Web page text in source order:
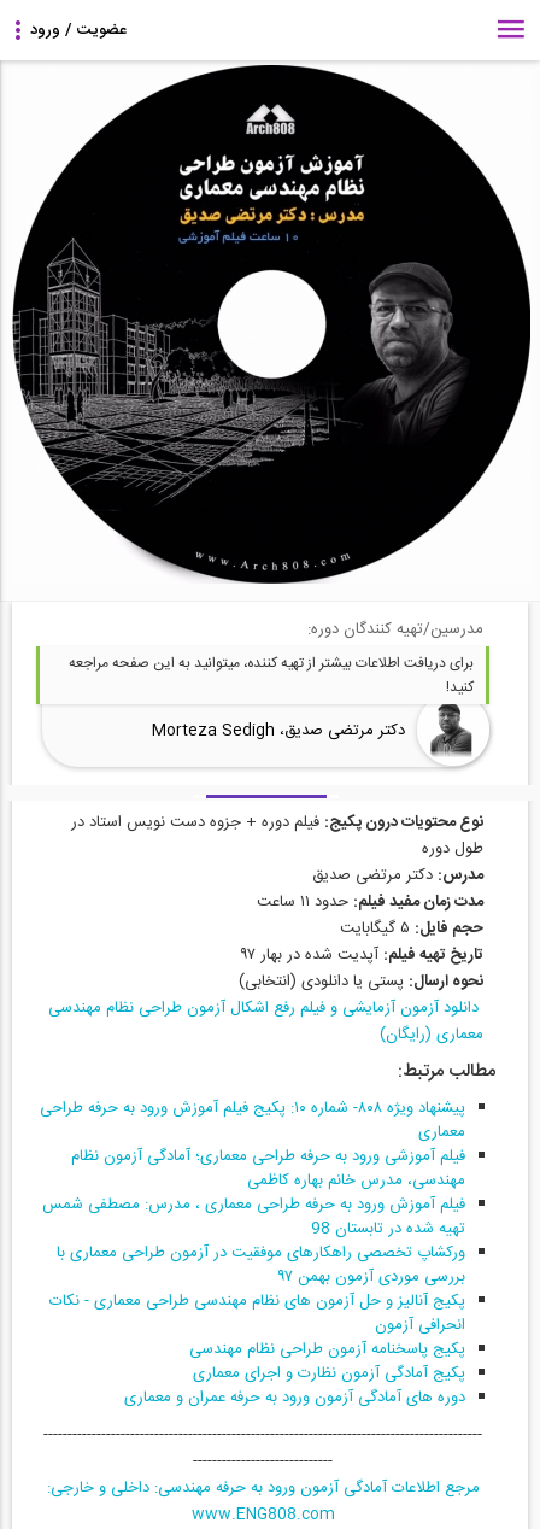
مدرسین/تهیه کنندگان دوره:
برای دریافت اطلاعات بیشتر از تهیه کننده، میتوانید به این صفحه مراجعه
کنید!
دکتر مرتضی صدیق، Morteza Sedigh
نوع محتویات درون پکیج: فیلم دوره + جزوه دست نویس استاد در
طول دوره
مدرس: دکتر مرتضی صدیق
مدت زمان مفید فیلم: حدود ۱۱ ساعت
حجم فایل:
تاریخ تهیه فیلم: آپدیت شده در بهار ۹۷
نحوه ارسال: پستی یا دانلودی (انتخابی)
دانلود آزمون آزمایشی و فیلم رفع اشکال آزمون طراحی نظام مهندسی
معماری (رایگان)
مطالب مرتبط:
پیشنهاد ویژه ۸۰۸- شماره ۱۰: پکیج فیلم آموزش ورود به حرفه طراحی
معماری
فیلم آموزشی ورود به حرفه طراحی معماری؛ آمادگی آزمون نظام
مهندسی، مدرس خانم بهاره کاظمی
فیلم آموزش ورود به حرفه طراحی معماری ، مدرس: مصطفی شمس
تهیه شده در تابستان 98
ورکشاپ تخصصی راهکارهای موفقیت در آزمون طراحی معماری با
بررسی موردی آزمون بهمن ۹۷
پکیج آنالیز و حل آزمون های نظام مهندسی طراحی معماری - نکات
انحرافی آزمون
پکیج پاسخنامه آزمون طراحی نظام مهندسی
پکیج آمادگی آزمون نظارت و اجرای معماری
دوره های آمادگی آزمون ورود به حرفه عمران و معماری
-------------------------------------------------------------------------------------------
-----------------------------
مرجع اطلاعات آمادگی آزمون ورود به حرفه مهندسی: داخلی و خارجی:
www.ENG808.com